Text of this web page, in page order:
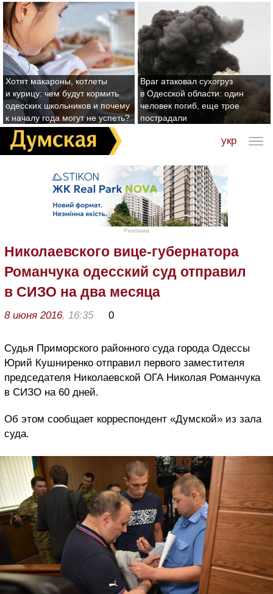
Хотят макароны, котлеты
и курицу: чем будут кормить
одесских школьников и почему
к началу года могут не успеть?
Враг атаковал сухогруз
в Одесской области: один
человек погиб, еще трое
пострадали
укр
Реклама
Николаевского вице-губернатора
Романчука одесский суд отправил
в СИЗО на два месяца
8 июня 2016, 16:35 0
Судья Приморского районного суда города Одессы
Юрий Кушниренко отправил первого заместителя
председателя Николаевской ОГА Николая Романчука
в СИЗО на 60 дней.
Об этом сообщает корреспондент «Думской» из зала
суда.